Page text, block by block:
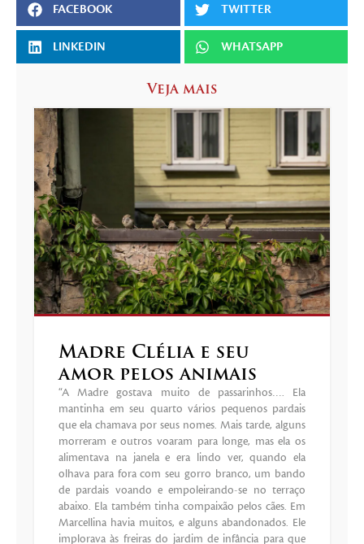
FACEBOOK TWITTER
LINKEDIN WHATSAPP
Veja mais
Madre Clélia e seu
amor pelos animais
“A Madre gostava muito de passarinhos…. Ela
mantinha em seu quarto vários pequenos pardais
que ela chamava por seus nomes. Mais tarde, alguns
morreram e outros voaram para longe, mas ela os
alimentava na janela e era lindo ver, quando ela
olhava para fora com seu gorro branco, um bando
de pardais voando e empoleirando-se no terraço
abaixo. Ela também tinha compaixão pelos cães. Em
Marcellina havia muitos, e alguns abandonados. Ele
implorava às freiras do jardim de infância para que